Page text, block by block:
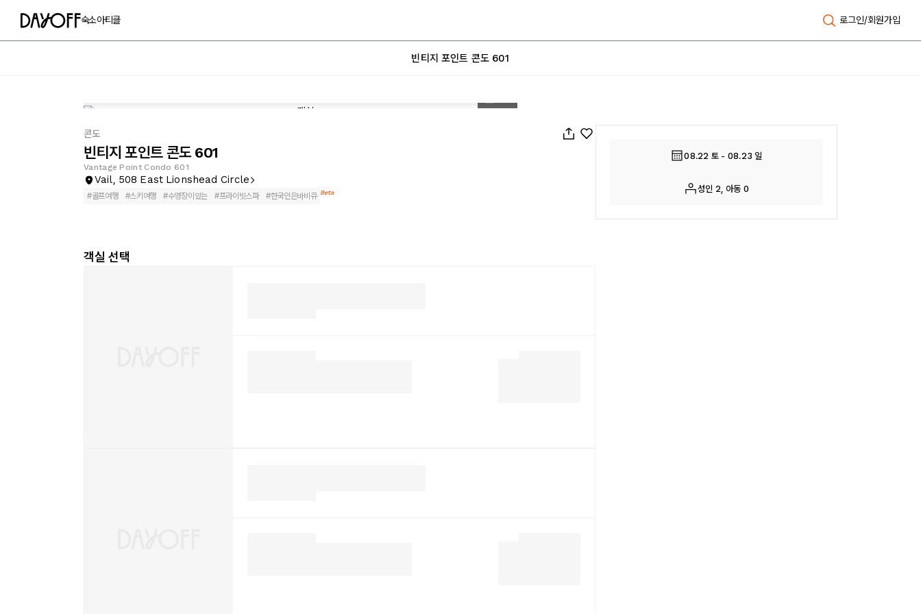
숙소아티클 로그인/회원가입
빈티지 포인트 콘도 601
콘도
빈티지 포인트 콘도 601
Vantage Point Condo 601
Vail, 508 East Lionshead Circle
#골프여행 #스키여행 #수영장이있는 #프라이빗스파 #한국인은바비큐 Beta
객실 선택
08.22 토 - 08.23 일
성인 2, 아동 0